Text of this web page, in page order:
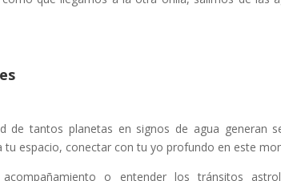
de tantos planetas en signos de agua generan
tu espacio, conectar con tu yo profundo en este
o entender los tránsitos